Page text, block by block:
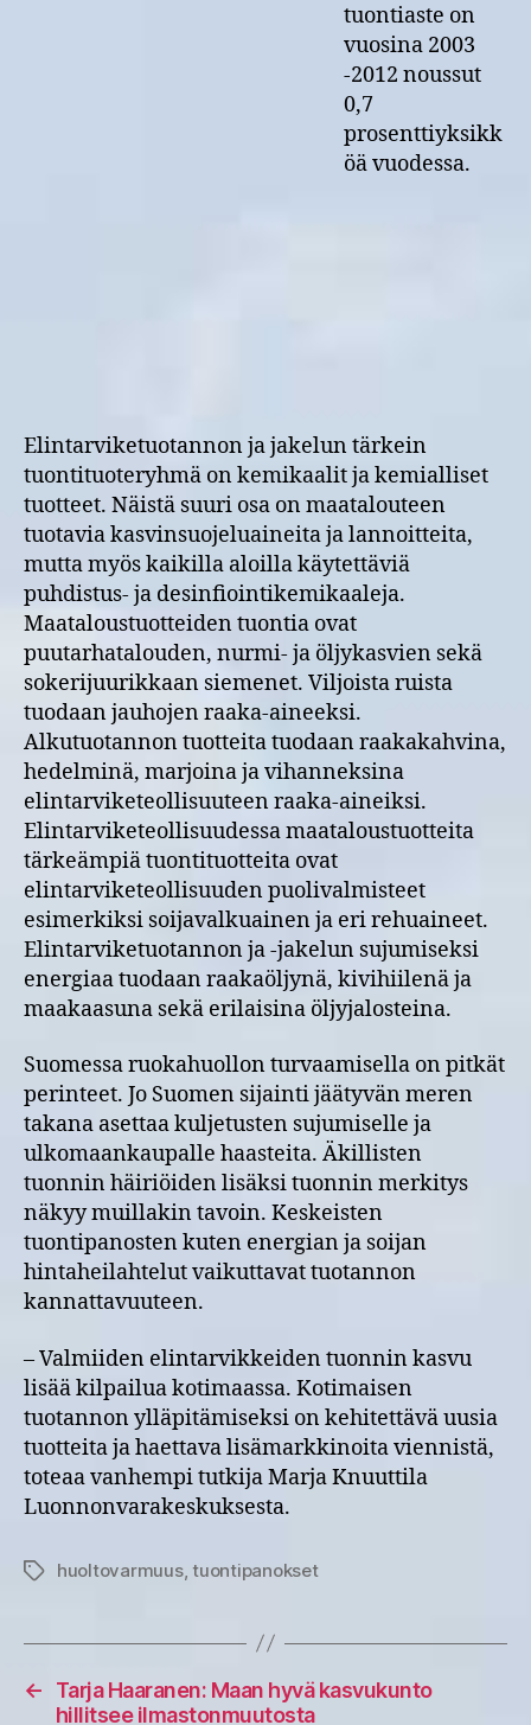
tuontiaste on
vuosina 2003
-2012 noussut
0,7
prosenttiyksikk
öä vuodessa.
Elintarviketuotannon ja jakelun tärkein
tuontituoteryhmä on kemikaalit ja kemialliset
tuotteet. Näistä suuri osa on maatalouteen
tuotavia kasvinsuojeluaineita ja lannoitteita,
mutta myös kaikilla aloilla käytettäviä
puhdistus- ja desinfiointikemikaaleja.
Maataloustuotteiden tuontia ovat
puutarhatalouden, nurmi- ja öljykasvien sekä
sokerijuurikkaan siemenet. Viljoista ruista
tuodaan jauhojen raaka-aineeksi.
Alkutuotannon tuotteita tuodaan raakakahvina,
hedelminä, marjoina ja vihanneksina
elintarviketeollisuuteen raaka-aineiksi.
Elintarviketeollisuudessa maataloustuotteita
tärkeämpiä tuontituotteita ovat
elintarviketeollisuuden puolivalmisteet
esimerkiksi soijavalkuainen ja eri rehuaineet.
Elintarviketuotannon ja -jakelun sujumiseksi
energiaa tuodaan raakaöljynä, kivihiilenä ja
maakaasuna sekä erilaisina öljyjalosteina.
Suomessa ruokahuollon turvaamisella on pitkät
perinteet. Jo Suomen sijainti jäätyvän meren
takana asettaa kuljetusten sujumiselle ja
ulkomaankaupalle haasteita. Äkillisten
tuonnin häiriöiden lisäksi tuonnin merkitys
näkyy muillakin tavoin. Keskeisten
tuontipanosten kuten energian ja soijan
hintaheilahtelut vaikuttavat tuotannon
kannattavuuteen.
– Valmiiden elintarvikkeiden tuonnin kasvu
lisää kilpailua kotimaassa. Kotimaisen
tuotannon ylläpitämiseksi on kehitettävä uusia
tuotteita ja haettava lisämarkkinoita viennistä,
toteaa vanhempi tutkija Marja Knuuttila
Luonnonvarakeskuksesta.
Avainsanat
huoltovarmuus,tuontipanokset
←
Tarja Haaranen: Maan hyvä kasvukunto
hillitsee ilmastonmuutosta